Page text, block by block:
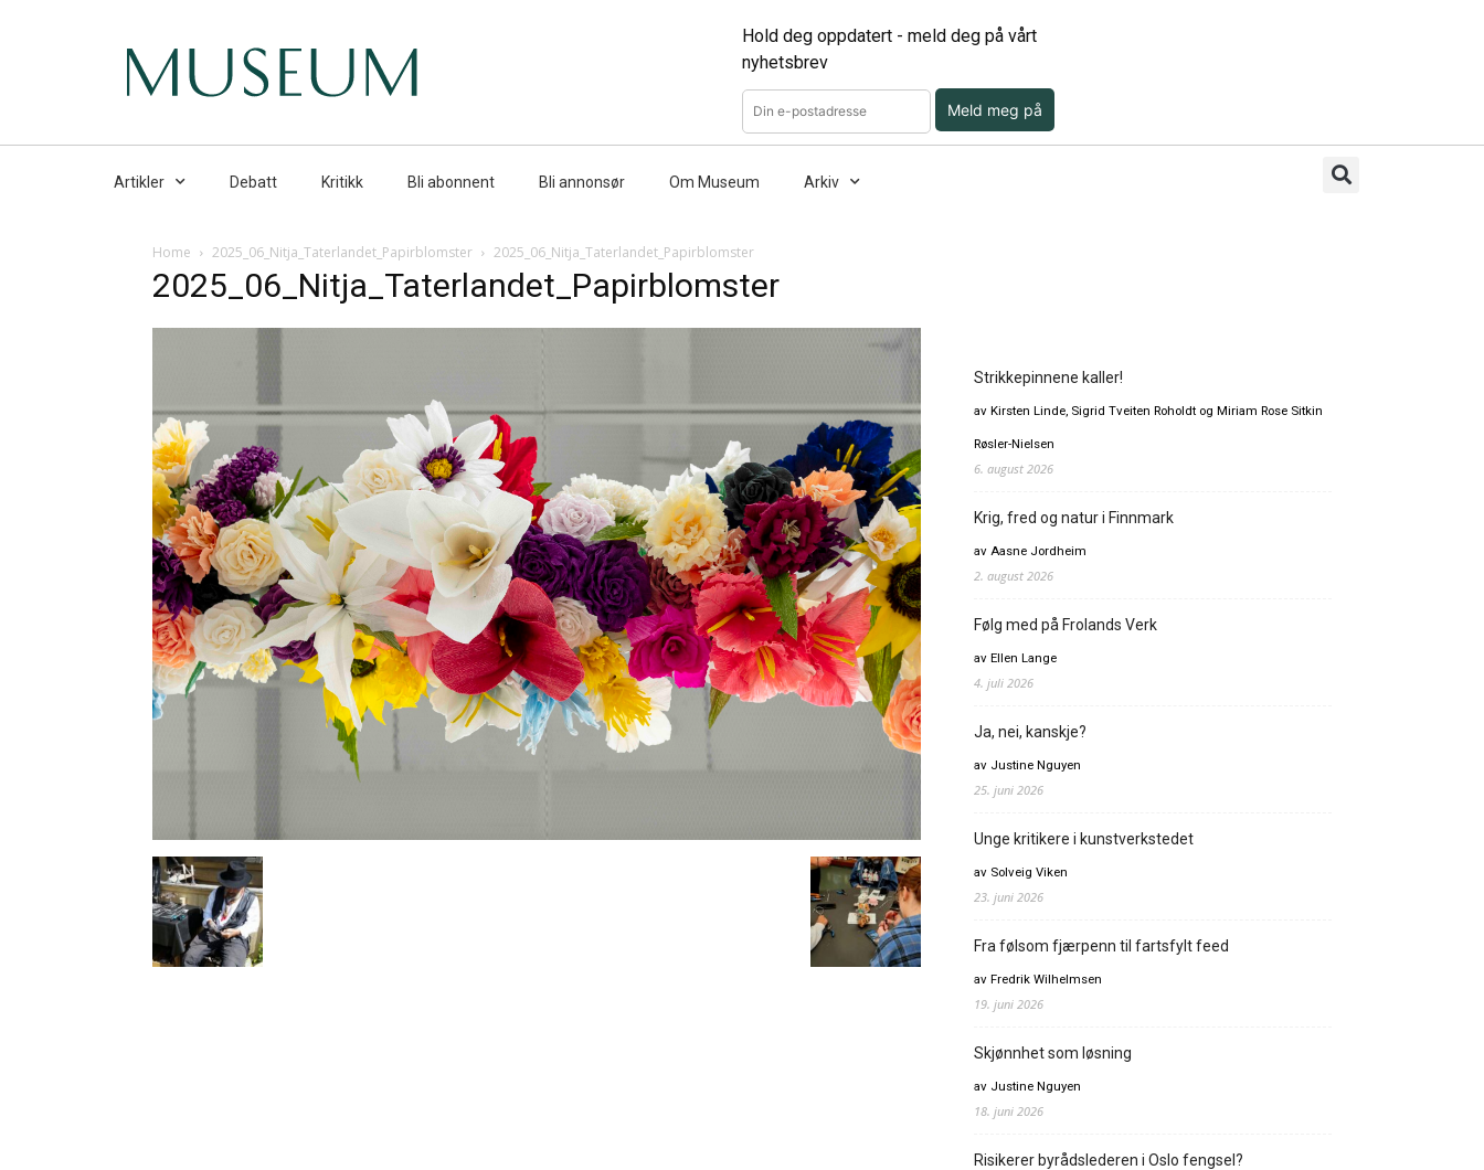
Hold deg oppdatert - meld deg på vårt
nyhetsbrev
Meld meg på
Artikler Debatt Kritikk Bli abonnent Bli annonsør Om Museum Arkiv
Home 2025_06_Nitja_Taterlandet_Papirblomster 2025_06_Nitja_Taterlandet_Papirblomster
2025_06_Nitja_Taterlandet_Papirblomster
Strikkepinnene kaller!
av Kirsten Linde, Sigrid Tveiten Roholdt og Miriam Rose Sitkin
Røsler-Nielsen
6. august 2026
Krig, fred og natur i Finnmark
av Aasne Jordheim
2. august 2026
Følg med på Frolands Verk
av Ellen Lange
4. juli 2026
Ja, nei, kanskje?
av Justine Nguyen
25. juni 2026
Unge kritikere i kunstverkstedet
av Solveig Viken
23. juni 2026
Fra følsom fjærpenn til fartsfylt feed
av Fredrik Wilhelmsen
19. juni 2026
Skjønnhet som løsning
av Justine Nguyen
18. juni 2026
Risikerer byrådslederen i Oslo fengsel?